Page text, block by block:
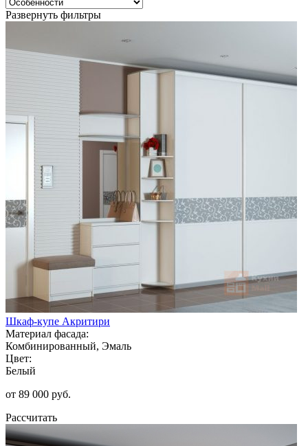
Развернуть фильтры
Шкаф-купе Акритири
Материал фасада:
Комбинированный, Эмаль
Цвет:
Белый
от 89 000 руб.
Рассчитать